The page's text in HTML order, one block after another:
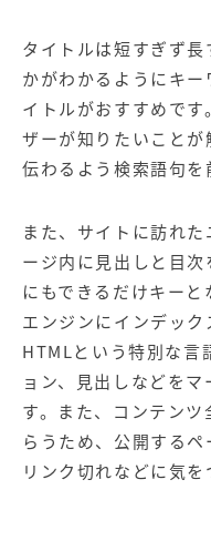
タイトルは短すぎず
かがわかるようにキ
イトルがおすすめで
ザーが知りたいこと
伝わるよう検索語句を
また、サイトに訪れ
ージ内に見出しと目
にもできるだけキー
エンジンにインデッ
HTMLという特別な言
ョン、見出しなどを
す。また、コンテン
らうため、公開する
リンク切れなどに気を